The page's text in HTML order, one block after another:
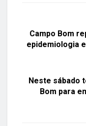
Campo Bom
epidemiologia
Neste sábado
Bom para